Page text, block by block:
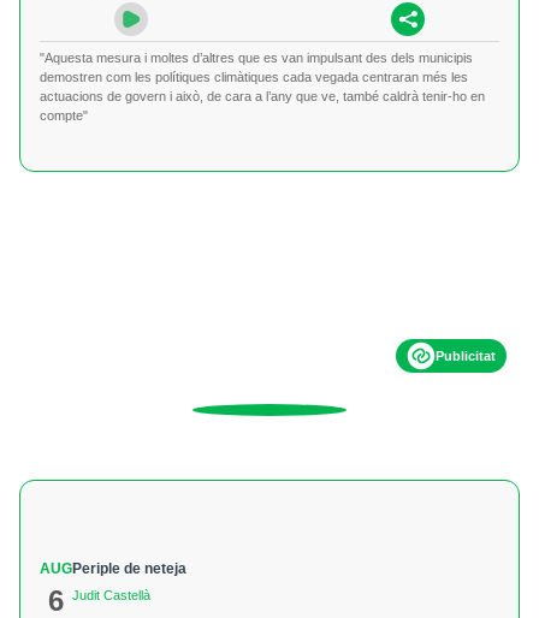
"Aquesta mesura i moltes d’altres que es van impulsant des dels municipis
demostren com les polítiques climàtiques cada vegada centraran més les
actuacions de govern i això, de cara a l’any que ve, també caldrà tenir-ho en
compte"
Publicitat
AUG
6
Periple de neteja
Judit Castellà